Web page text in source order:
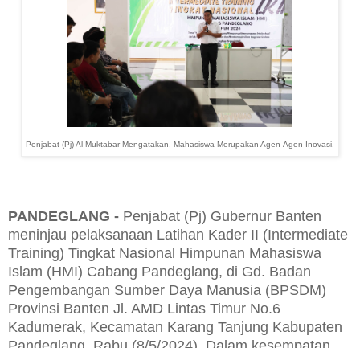
Penjabat (Pj) Al Muktabar Mengatakan, Mahasiswa Merupakan Agen-Agen Inovasi.
PANDEGLANG - Penjabat (Pj) Gubernur Banten
meninjau pelaksanaan Latihan Kader II (Intermediate
Training) Tingkat Nasional Himpunan Mahasiswa
Islam (HMI) Cabang Pandeglang, di Gd. Badan
Pengembangan Sumber Daya Manusia (BPSDM)
Provinsi Banten Jl. AMD Lintas Timur No.6
Kadumerak, Kecamatan Karang Tanjung Kabupaten